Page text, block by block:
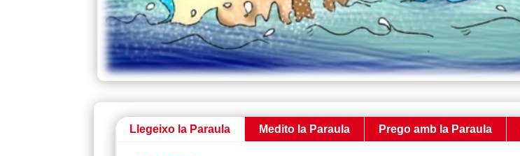
Llegeixo la Paraula Medito la Paraula Prego amb la Paraula